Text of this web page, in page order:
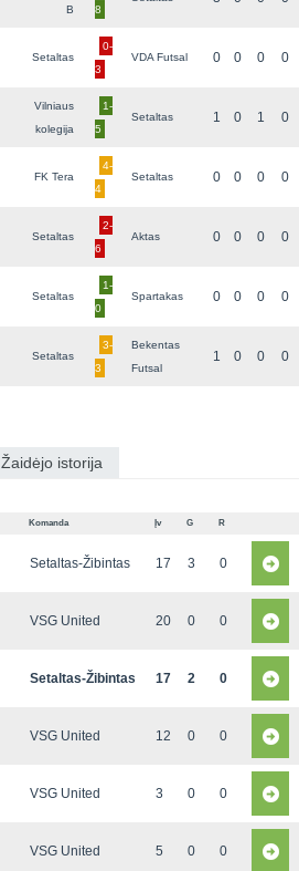
B
8
Setaltas
0-
3
VDA Futsal 0 0 0 0
Vilniaus
kolegija
1-
5
Setaltas 1 0 1 0
FK Tera
4-
4
Setaltas 0 0 0 0
Setaltas
2-
6
Aktas 0 0 0 0
Setaltas
1-
0
Spartakas 0 0 0 0
Setaltas
3-
3
Bekentas
Futsal
1 0 0 0
Žaidėjo istorija
Komanda Įv G R
Setaltas-Žibintas 17 3 0
VSG United 20 0 0
Setaltas-Žibintas 17 2 0
VSG United 12 0 0
VSG United 3 0 0
VSG United 5 0 0